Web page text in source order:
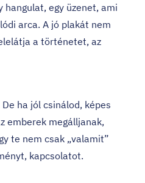
hangulat, egy üzenet, ami
arca. A jó plakát nem
a történetet, az
De ha jól csinálod, képes
emberek megálljanak,
te nem csak „valamit”
kapcsolatot.